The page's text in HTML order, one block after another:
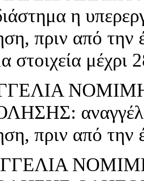
η
πριν από την
στοιχεία μέχρι
πριν από την